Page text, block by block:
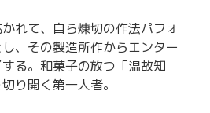
れて、自ら煉切の作法パフォ
、その製造所作からエンター
る。和菓子の放つ「温故知
り開く第一人者。